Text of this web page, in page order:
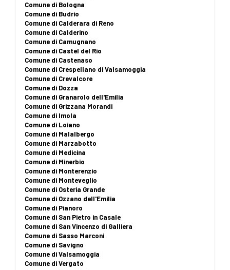
Comune di Bologna
Comune di Budrio
Comune di Calderara di Reno
Comune di Calderino
Comune di Camugnano
Comune di Castel del Rio
Comune di Castenaso
Comune di Crespellano di Valsamoggia
Comune di Crevalcore
Comune di Dozza
Comune di Granarolo dell'Emilia
Comune di Grizzana Morandi
Comune di Imola
Comune di Loiano
Comune di Malalbergo
Comune di Marzabotto
Comune di Medicina
Comune di Minerbio
Comune di Monterenzio
Comune di Monteveglio
Comune di Osteria Grande
Comune di Ozzano dell'Emilia
Comune di Pianoro
Comune di San Pietro in Casale
Comune di San Vincenzo di Galliera
Comune di Sasso Marconi
Comune di Savigno
Comune di Valsamoggia
Comune di Vergato